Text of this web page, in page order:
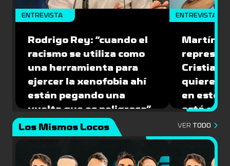
ENTREVISTA
Rodrigo Rey: “cuando el
racismo se utiliza como
una herramienta para
ejercer la xenofobia ahí
están pegando una
vuelta que es peligrosa”
ENTREVISTA
Martín
Cristian
quiere
en este
está
Los Mismos Locos
VER TODO